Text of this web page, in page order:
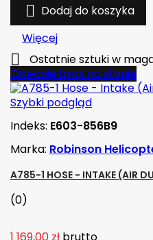
 Dodaj do koszyka
Więcej

Ostatnie sztuki w
Obecnie brak na stanie
Szybki podgląd
Indeks: E603-856B9
Marka: Robinson
A785-1 HOSE - INTAKE (AIR
(0)